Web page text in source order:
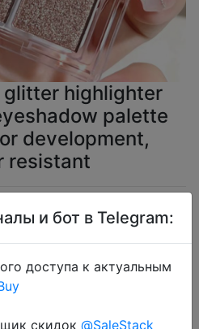
glitter highlighter
palette
development,
resistant
и бот в Telegram:
доступа к актуальным
скидок @SaleStack